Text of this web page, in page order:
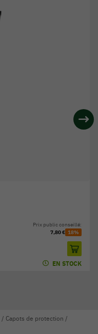
Prix public conseillé:
7,80 € 18%
EN STOCK
/ Capots de protection /